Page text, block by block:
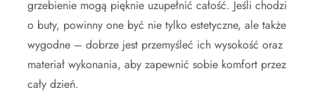
grzebienie mogą pięknie uzupełnić całość. Jeśli chodzi
o buty, powinny one być nie tylko estetyczne, ale także
wygodne – dobrze jest przemyśleć ich wysokość oraz
materiał wykonania, aby zapewnić sobie komfort przez
cały dzień.